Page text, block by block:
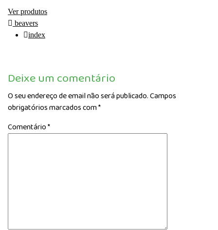
Ver produtos
beavers
index
Deixe um comentário
O seu endereço de email não será publicado.Campos
obrigatórios marcados com*
Comentário*